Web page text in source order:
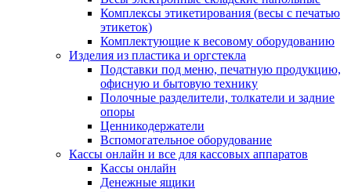
Комплексы этикетирования (весы с печатью
этикеток)
Комплектующие к весовому оборудованию
Изделия из пластика и оргстекла
Подставки под меню, печатную продукцию,
офисную и бытовую технику
Полочные разделители, толкатели и задние
опоры
Ценникодержатели
Вспомогательное оборудование
Кассы онлайн и все для кассовых аппаратов
Кассы онлайн
Денежные ящики